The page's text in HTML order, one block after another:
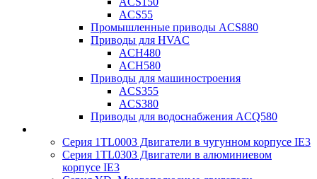
ACS55
Промышленные приводы ACS880
Приводы для HVAC
ACH480
ACH580
Приводы для машиностроения
ACS355
ACS380
Приводы для водоснабжения ACQ580
Серия 1TL0003 Двигатели в чугунном корпусе IE3
Серия 1TL0303 Двигатели в алюминиевом
корпусе IE3